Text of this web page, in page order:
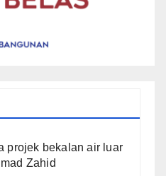
projek bekalan air luar
Zahid